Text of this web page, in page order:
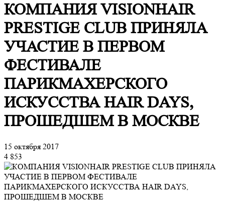
КОМПАНИЯ VISIONHAIR
PRESTIGE CLUB ПРИНЯЛА
УЧАСТИЕ В ПЕРВОМ
ФЕСТИВАЛЕ
ПАРИКМАХЕРСКОГО
ИСКУССТВА HAIR DAYS,
ПРОШЕДШЕМ В МОСКВЕ
15 октября 2017
4 853